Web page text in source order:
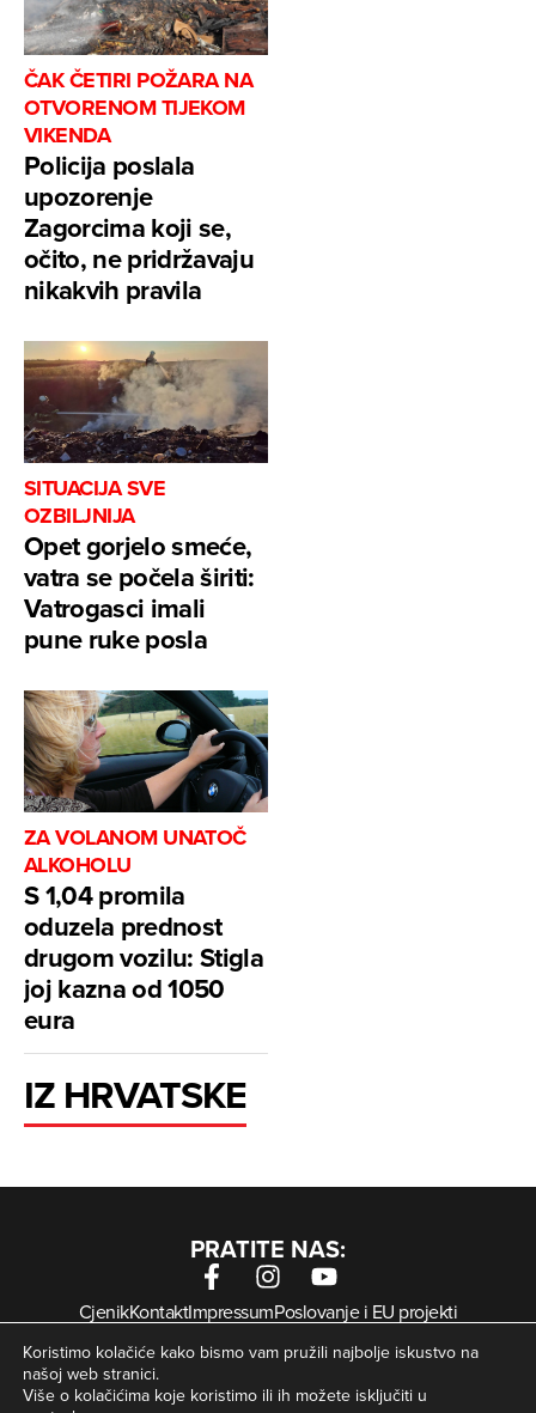
ČAK ČETIRI POŽARA NA
OTVORENOM TIJEKOM
VIKENDA
Policija poslala
upozorenje
Zagorcima koji se,
očito, ne pridržavaju
nikakvih pravila
SITUACIJA SVE
OZBILJNIJA
Opet gorjelo smeće,
vatra se počela širiti:
Vatrogasci imali
pune ruke posla
ZA VOLANOM UNATOČ
ALKOHOLU
S 1,04 promila
oduzela prednost
drugom vozilu: Stigla
joj kazna od 1050
eura
IZ HRVATSKE
PRATITE NAS:
CjenikKontaktImpressumPoslovanje i EU projekti
Arhiva digitalnih novina
Uvjeti korištenjaZaštita privatnosti
Kolačići
Koristimo kolačiće kako bismo vam pružili najbolje iskustvo na
našoj web stranici.
Više o kolačićima koje koristimo ili ih možete isključiti u